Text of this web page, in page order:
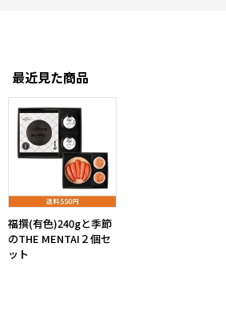
最近見た商品
福撰(有色)240gと季節
のTHE MENTAI２個セ
ット